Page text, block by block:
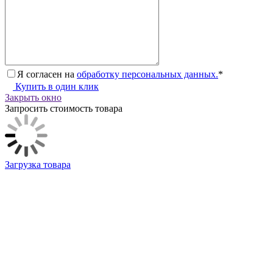
Я согласен на обработку персональных данных.*
Купить в один клик
Закрыть окно
Запросить стоимость товара
Загрузка товара